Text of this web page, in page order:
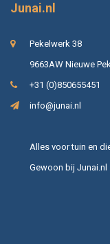
Junai.nl
Pekelwerk 38
9663AW Nieuwe
+31 (0)850655451
info@junai.nl
Alles voor tuin en
Gewoon bij Junai.nl